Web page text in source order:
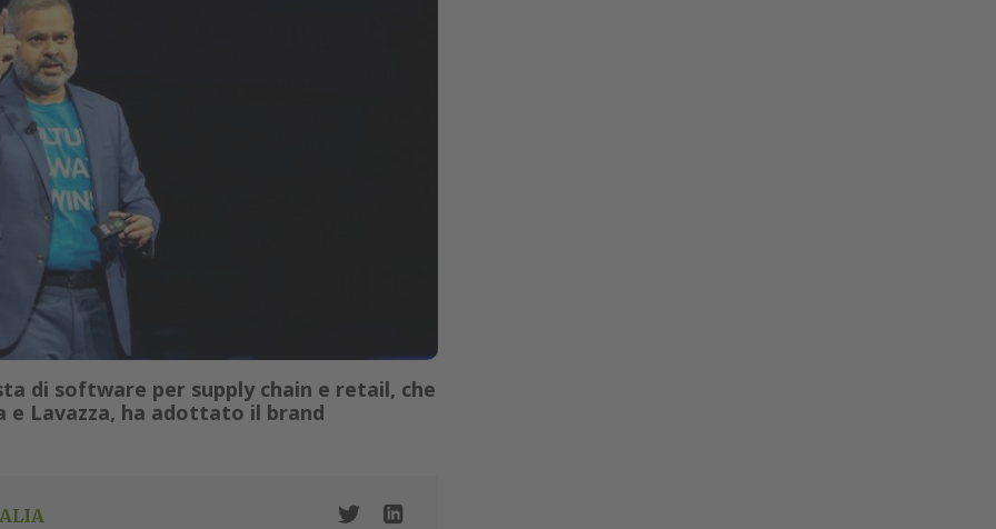
di software per supply chain e retail, che
Lavazza, ha adottato il brand